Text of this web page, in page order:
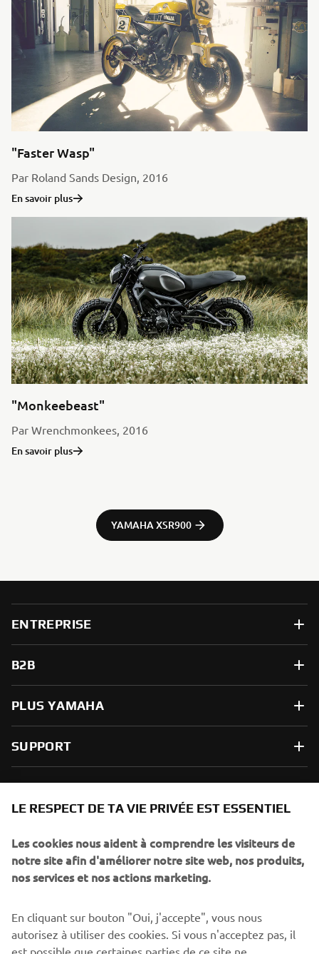
"Faster Wasp"
Par Roland Sands Design, 2016
En savoir plus
"Monkeebeast"
Par Wrenchmonkees, 2016
En savoir plus
YAMAHA XSR900
ENTREPRISE
B2B
PLUS YAMAHA
SUPPORT
spéciaux, les lancements de produits, etc.
S'ABONNER
Lisez notre politique de confidentialité pour savoir comment
LE RESPECT DE TA VIE PRIVÉE EST ESSENTIEL
Les cookies nous aident à comprendre les visiteurs de
notre site afin d'améliorer notre site web, nos produits,
nos services et nos actions marketing.
En cliquant sur bouton "Oui, j'accepte", vous nous
autorisez à utiliser des cookies. Si vous n'acceptez pas, il
est possible que certaines parties de ce site ne